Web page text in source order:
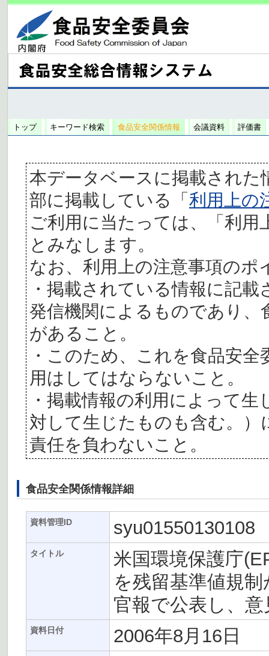
トップ キーワード検索 食品安全関係情報 会議資料 評価書
本データベースに掲載された
部に掲載している「利用上の
ご利用に当たっては、「利
とみなします。
なお、利用上の注意事項の
・掲載されている情報に記
発信機関によるものであり、
があること。
・このため、これを食品安
用はしてはならないこと。
・掲載情報の利用によって
対して生じたものも含む。
責任を負わないこと。
食品安全関係情報詳細
資料管理ID syu01550130108
タイトル
米国環境保護庁
を残留基準値規
官報で公表し、
資料日付 2006年8月16日